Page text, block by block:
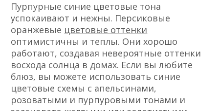
Пурпурные синие цветовые тона
успокаивают и нежны. Персиковые
оранжевые цветовые оттенки
оптимистичны и теплы. Они хорошо
работают, создавая невероятные оттенки
восхода солнца в домах. Если вы любите
блюз, вы можете использовать синие
цветовые схемы с апельсинами,
розоватыми и пурпуровыми тонами и